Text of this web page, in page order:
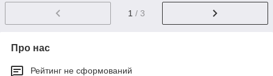
1 / 3
Про нас
Рейтинг не сформований